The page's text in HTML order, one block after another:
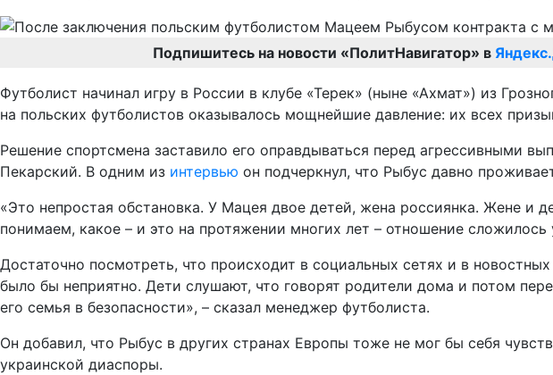
Подпишитесь на новости «ПолитНавигатор» в
Футболист начинал игру в России в клубе «Терек» (ныне «Ахмат») из
на польских футболистов оказывалось мощнейшие давление: их всех
Решение спортсмена заставило его оправдываться перед агрессивными
Пекарский. В одним из интервью он подчеркнул, что Рыбус давно
«Это непростая обстановка. У Мацея двое детей, жена россиянка. Жене
понимаем, какое – и это на протяжении многих лет – отношение сложилось
Достаточно посмотреть, что происходит в социальных сетях и в
было бы неприятно. Дети слушают, что говорят родители дома и потом
его семья в безопасности», – сказал менеджер футболиста.
Он добавил, что Рыбус в других странах Европы тоже не мог бы себя
украинской диаспоры.